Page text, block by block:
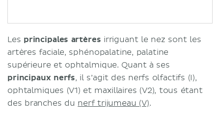
Les principales artères irriguant le nez sont les
artères faciale, sphénopalatine, palatine
supérieure et ophtalmique. Quant à ses
principaux nerfs, il s’agit des nerfs olfactifs (I),
ophtalmiques (V1) et maxillaires (V2), tous étant
des branches du nerf trijumeau (V).